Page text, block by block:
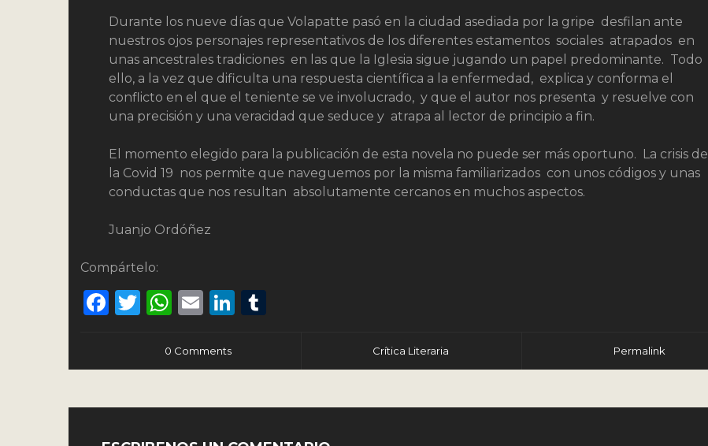
Durante los nueve días que Volapatte pasó en la ciudad asediada por la gripe desfilan ante
nuestros ojos personajes representativos de los diferentes estamentos sociales atrapados en
unas ancestrales tradiciones en las que la Iglesia sigue jugando un papel predominante. Todo
ello, a la vez que dificulta una respuesta científica a la enfermedad, explica y conforma el
conflicto en el que el teniente se ve involucrado, y que el autor nos presenta y resuelve con
una precisión y una veracidad que seduce y atrapa al lector de principio a fin.
El momento elegido para la publicación de esta novela no puede ser más oportuno. La crisis de
la Covid 19 nos permite que naveguemos por la misma familiarizados con unos códigos y unas
conductas que nos resultan absolutamente cercanos en muchos aspectos.
Juanjo Ordóñez
Compártelo:
Facebook
Twitter
WhatsApp
EmailLinkedIn
0 Comments Crítica Literaria Permalink